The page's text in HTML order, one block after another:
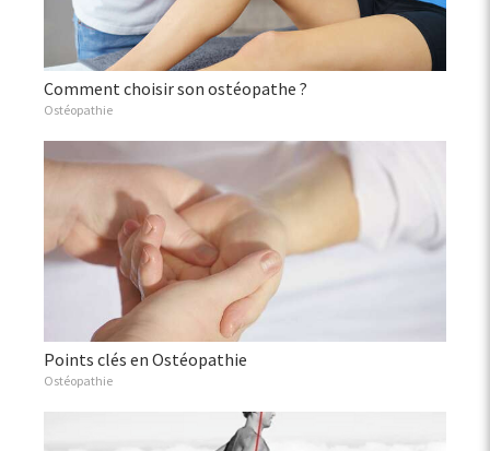
Comment choisir son ostéopathe ?
Ostéopathie
Points clés en Ostéopathie
Ostéopathie